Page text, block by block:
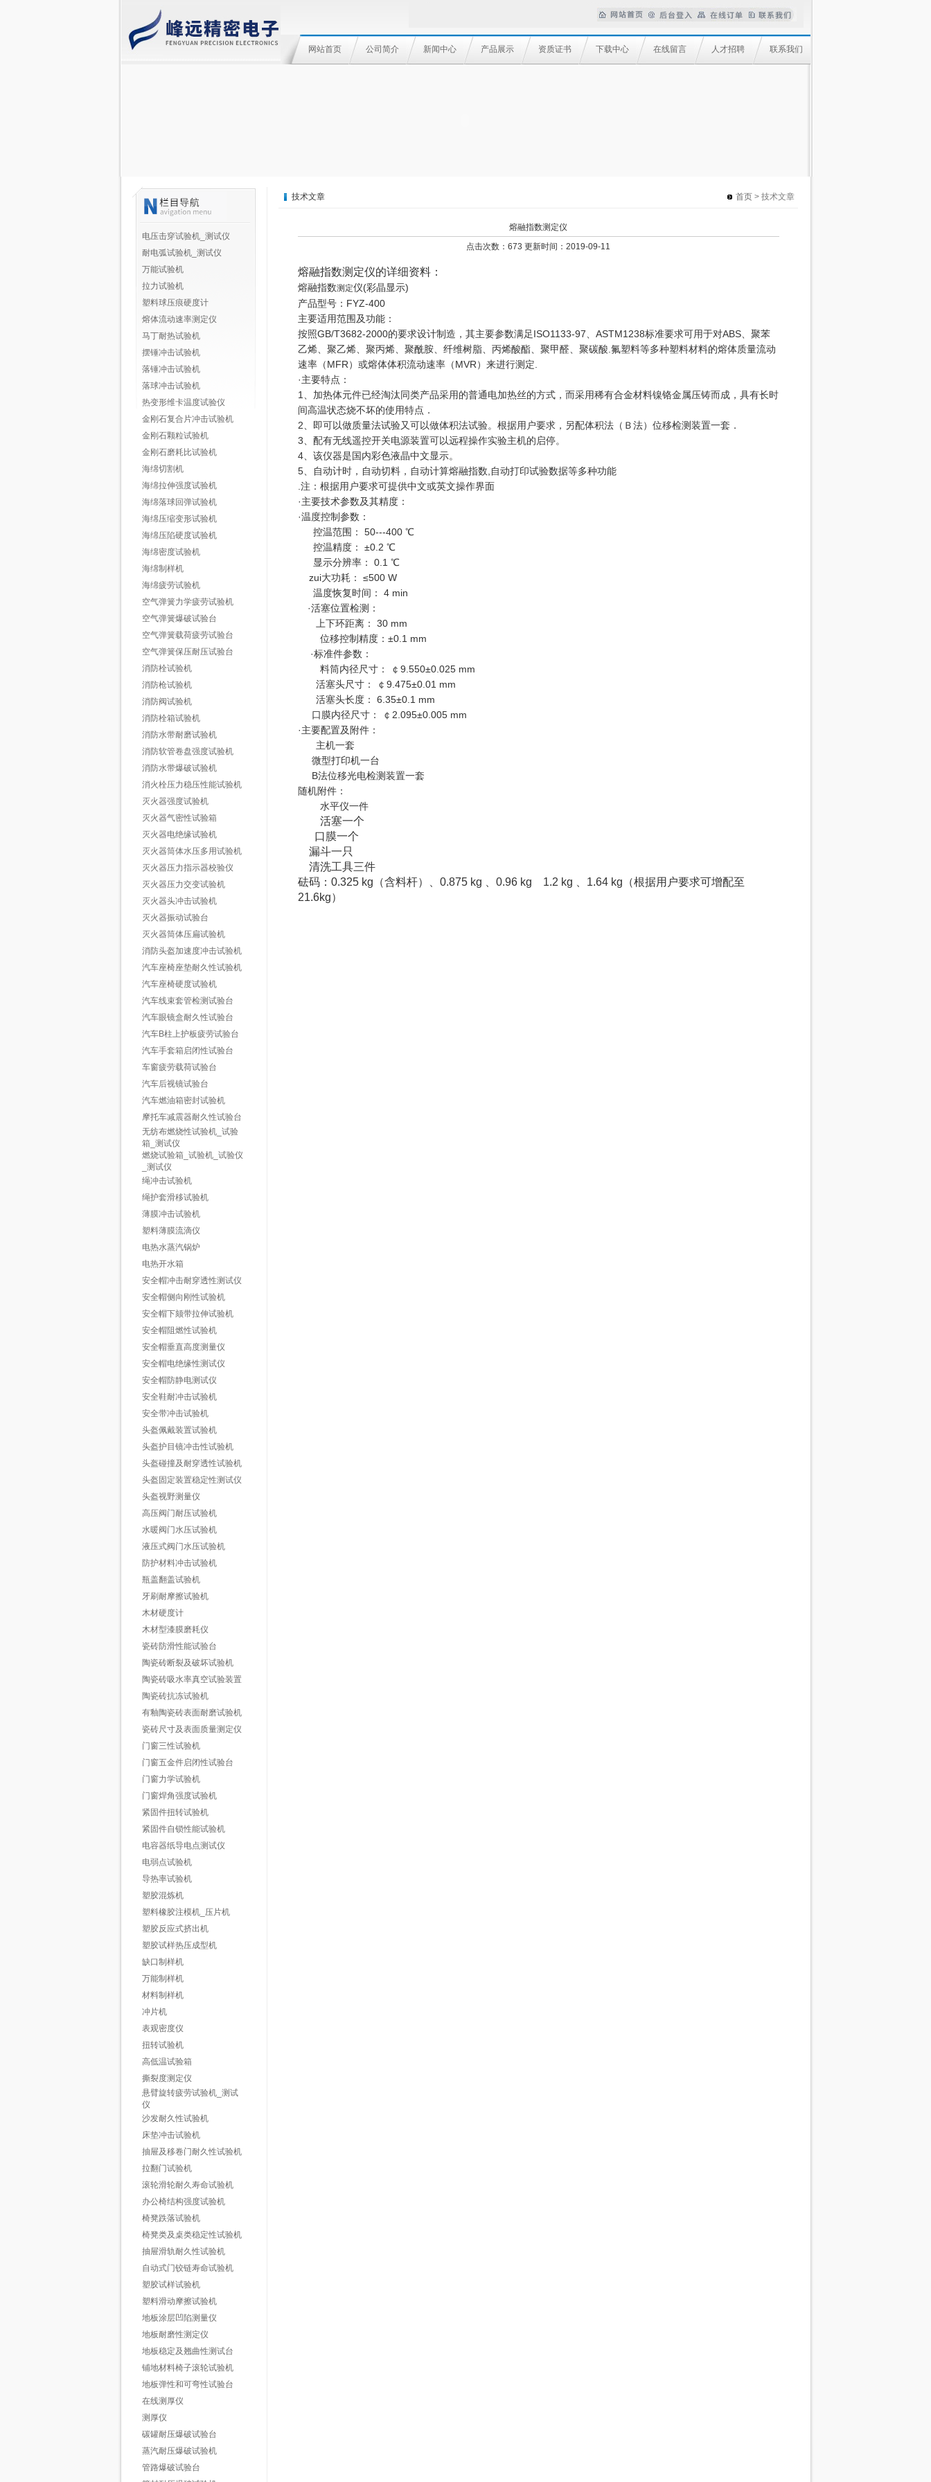
网站首页 公司简介 新闻中心 产品展示 资质证书 下载中心 在线留言 人才招聘 联系我们
电压击穿试验机_测试仪
耐电弧试验机_测试仪
万能试验机
拉力试验机
塑料球压痕硬度计
熔体流动速率测定仪
马丁耐热试验机
摆锤冲击试验机
落锤冲击试验机
落球冲击试验机
热变形维卡温度试验仪
金刚石复合片冲击试验机
金刚石颗粒试验机
金刚石磨耗比试验机
海绵切割机
海绵拉伸强度试验机
海绵落球回弹试验机
海绵压缩变形试验机
海绵压陷硬度试验机
海绵密度试验机
海绵制样机
海绵疲劳试验机
空气弹簧力学疲劳试验机
空气弹簧爆破试验台
空气弹簧载荷疲劳试验台
空气弹簧保压耐压试验台
消防栓试验机
消防枪试验机
消防阀试验机
消防栓箱试验机
消防水带耐磨试验机
消防软管卷盘强度试验机
消防水带爆破试验机
消火栓压力稳压性能试验机
灭火器强度试验机
灭火器气密性试验箱
灭火器电绝缘试验机
灭火器筒体水压多用试验机
灭火器压力指示器校验仪
灭火器压力交变试验机
灭火器头冲击试验机
灭火器振动试验台
灭火器筒体压扁试验机
消防头盔加速度冲击试验机
汽车座椅座垫耐久性试验机
汽车座椅硬度试验机
汽车线束套管检测试验台
汽车眼镜盒耐久性试验台
汽车B柱上护板疲劳试验台
汽车手套箱启闭性试验台
车窗疲劳载荷试验台
汽车后视镜试验台
汽车燃油箱密封试验机
摩托车减震器耐久性试验台
无纺布燃烧性试验机_试验
箱_测试仪
燃烧试验箱_试验机_试验仪
_测试仪
绳冲击试验机
绳护套滑移试验机
薄膜冲击试验机
塑料薄膜流滴仪
电热水蒸汽锅炉
电热开水箱
安全帽冲击耐穿透性测试仪
安全帽侧向刚性试验机
安全帽下颏带拉伸试验机
安全帽阻燃性试验机
安全帽垂直高度测量仪
安全帽电绝缘性测试仪
安全帽防静电测试仪
安全鞋耐冲击试验机
安全带冲击试验机
头盔佩戴装置试验机
头盔护目镜冲击性试验机
头盔碰撞及耐穿透性试验机
头盔固定装置稳定性测试仪
头盔视野测量仪
高压阀门耐压试验机
水暖阀门水压试验机
液压式阀门水压试验机
防护材料冲击试验机
瓶盖翻盖试验机
牙刷耐摩擦试验机
木材硬度计
木材型漆膜磨耗仪
瓷砖防滑性能试验台
陶瓷砖断裂及破坏试验机
陶瓷砖吸水率真空试验装置
陶瓷砖抗冻试验机
有釉陶瓷砖表面耐磨试验机
瓷砖尺寸及表面质量测定仪
门窗三性试验机
门窗五金件启闭性试验台
门窗力学试验机
门窗焊角强度试验机
紧固件扭转试验机
紧固件自锁性能试验机
电容器纸导电点测试仪
电弱点试验机
导热率试验机
塑胶混炼机
塑料橡胶注模机_压片机
塑胶反应式挤出机
塑胶试样热压成型机
缺口制样机
万能制样机
材料制样机
冲片机
表观密度仪
扭转试验机
高低温试验箱
撕裂度测定仪
悬臂旋转疲劳试验机_测试
仪
沙发耐久性试验机
床垫冲击试验机
抽屉及移卷门耐久性试验机
拉翻门试验机
滚轮滑轮耐久寿命试验机
办公椅结构强度试验机
椅凳跌落试验机
椅凳类及桌类稳定性试验机
抽屉滑轨耐久性试验机
自动式门铰链寿命试验机
塑胶试样试验机
塑料滑动摩擦试验机
地板涂层凹陷测量仪
地板耐磨性测定仪
地板稳定及翘曲性测试台
铺地材料椅子滚轮试验机
地板弹性和可弯性试验台
在线测厚仪
测厚仪
碳罐耐压爆破试验台
蒸汽耐压爆破试验机
管路爆破试验台
技术文章 首页 > 技术文章
熔融指数测定仪
点击次数：673 更新时间：2019-09-11
熔融指数测定仪的详细资料：
熔融指数测定仪(彩晶显示)
产品型号：FYZ-400
主要适用范围及功能：
按照GB/T3682-2000的要求设计制造，其主要参数满足ISO1133-97、ASTM1238标准要求可用于对ABS、聚苯
乙烯、聚乙烯、聚丙烯、聚酰胺、纤维树脂、丙烯酸酯、聚甲醛、聚碳酸.氟塑料等多种塑料材料的熔体质量流动
速率（MFR）或熔体体积流动速率（MVR）来进行测定.
·主要特点：
1、加热体元件已经淘汰同类产品采用的普通电加热丝的方式，而采用稀有合金材料镍铬金属压铸而成，具有长时
间高温状态烧不坏的使用特点．
2、即可以做质量法试验又可以做体积法试验。根据用户要求，另配体积法（Ｂ法）位移检测装置一套．
3、配有无线遥控开关电源装置可以远程操作实验主机的启停。
4、该仪器是国内彩色液晶中文显示。
5、自动计时，自动切料，自动计算熔融指数,自动打印试验数据等多种功能
注：根据用户要求可提供中文或英文操作界面
·主要技术参数及其精度：
·温度控制参数：
控温范围： 50---400 ℃
控温精度： ±0.2 ℃
显示分辨率： 0.1 ℃
zui大功耗： ≤500 W
温度恢复时间： 4 min
·活塞位置检测 ：
上下环距离： 30 mm
位移控制精度：±0.1 mm
·标准件参数：
料筒内径尺寸： ￠9.550±0.025 mm
活塞头尺寸： ￠9.475±0.01 mm
活塞头长度： 6.35±0.1 mm
口膜内径尺寸： ￠2.095±0.005 mm
·主要配置及附件：
主机一套
微型打印机一台
B法位移光电检测装置一套
随机附件：
水平仪一件
活塞一个
口膜一个
漏斗一只
清洗工具三件
砝码：0.325 kg（含料杆）、0.875 kg 、0.96 kg 1.2 kg 、1.64 kg（根据用户要求可增配至
21.6kg）